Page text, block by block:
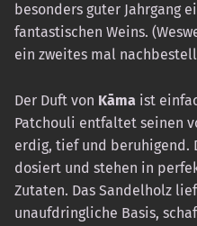
besonders guter Jahrgang
fantastischen Weins.
ein zweites mal
Der Duft von Kāma ist
Patchouli entfaltet seinen
erdig, tief und beruhigend.
dosiert und stehen in
Zutaten. Das Sandelholz
unaufdringliche Basis,